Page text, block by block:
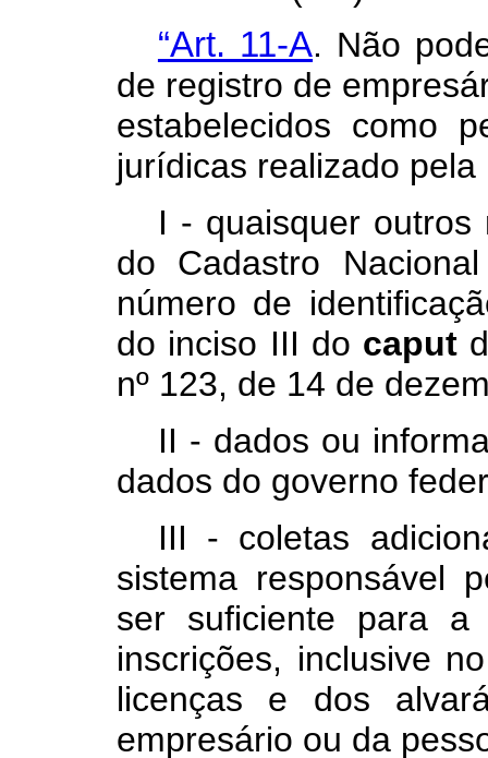
“Art. 11-A. Não
de registro de
estabelecidos como
jurídicas realizado
I - quaisquer outros
do Cadastro
número de
do inciso III do caput
nº 123, de 14 de
II - dados ou
dados do governo
III - coletas
sistema responsável
ser suficiente para
inscrições, inclusive
licenças e dos
empresário ou da